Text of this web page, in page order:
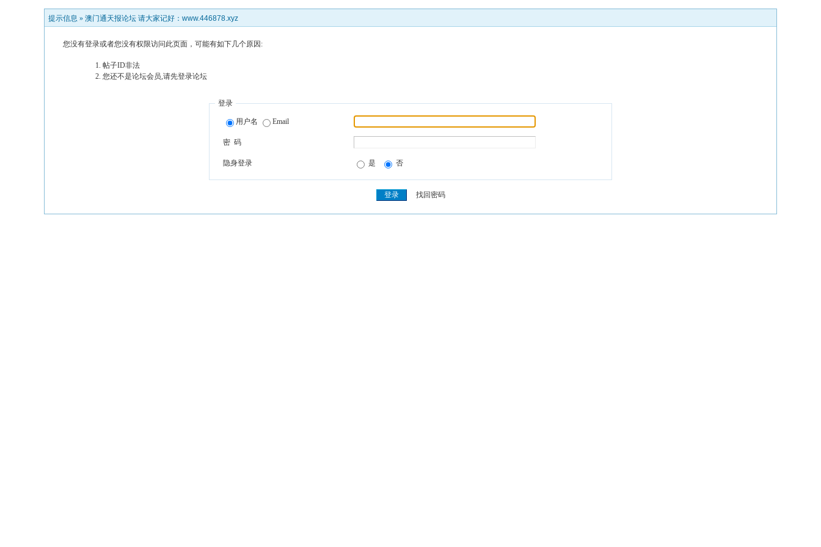
提示信息 » 澳门通天报论坛 请大家记好：www.446878.xyz
您没有登录或者您没有权限访问此页面，可能有如下几个原因:
帖子ID非法
您还不是论坛会员,请先登录论坛
登录
用户名 Email
密 码
隐身登录 是 否
找回密码